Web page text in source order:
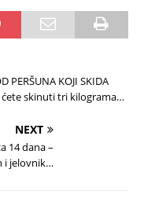
PERŠUNA KOJI SKIDA
ćete skinuti tri kilograma…
NEXT
14 dana –
i jelovnik…